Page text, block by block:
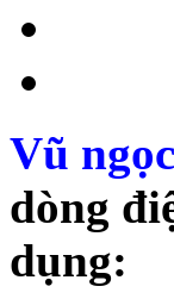
Vũ
dòng
dụng: